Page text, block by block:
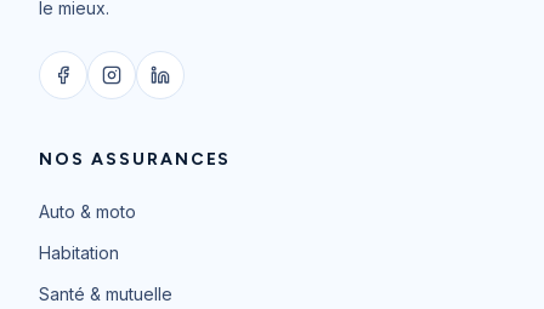
le mieux.
NOS ASSURANCES
Auto & moto
Habitation
Santé & mutuelle